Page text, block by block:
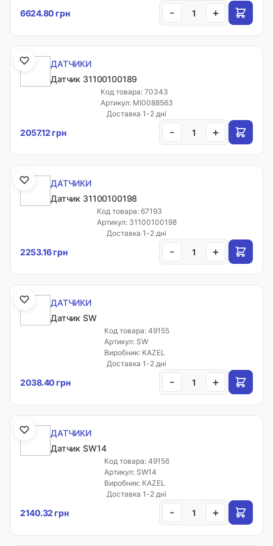
Email:
sales.sealmarket@gmail.com
Адреса:
Волинська обл. с. Рованці, вул. Тополева, 40
Графік роботи:
СБ: 10:00-15:00
НД: вихідний
Контакти
6624.80 грн - +
ДАТЧИКИ
Датчик 31100100189
Код товара: 70343
Артикул: MI0088563
Доставка 1-2 дні
2057.12 грн - +
ДАТЧИКИ
Датчик 31100100198
Код товара: 67193
Артикул: 31100100198
Доставка 1-2 дні
2253.16 грн - +
ДАТЧИКИ
Датчик SW
Код товара: 49155
Артикул: SW
Виробник: KAZEL
Доставка 1-2 дні
2038.40 грн - +
ДАТЧИКИ
Датчик SW14
Код товара: 49156
Артикул: SW14
Виробник: KAZEL
Доставка 1-2 дні
2140.32 грн - +